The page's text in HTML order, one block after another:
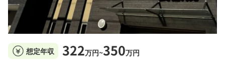
想定年収 322万円~350万円